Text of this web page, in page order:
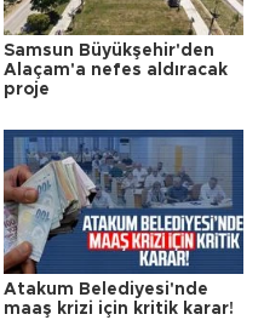
Samsun Büyükşehir'den
Alaçam'a nefes aldıracak
proje
Atakum Belediyesi'nde
maaş krizi için kritik karar!